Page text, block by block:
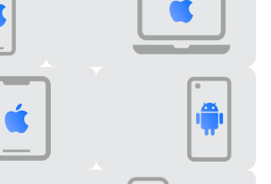
macOS
Android